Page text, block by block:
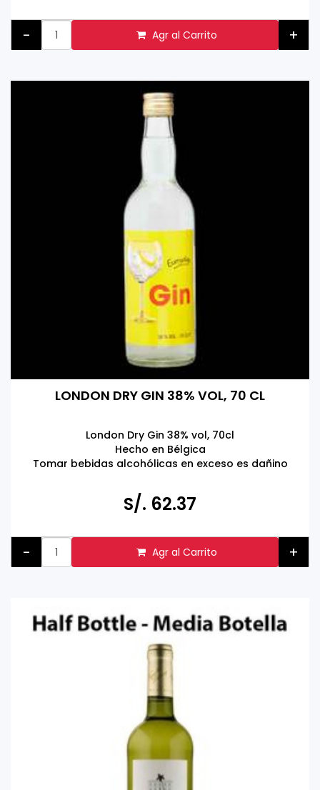
- Agr al Carrito +
LONDON DRY GIN 38% VOL, 70 CL
London Dry Gin 38% vol, 70cl
Hecho en Bélgica
Tomar bebidas alcohólicas en exceso es dañino
S/. 62.37
- Agr al Carrito +